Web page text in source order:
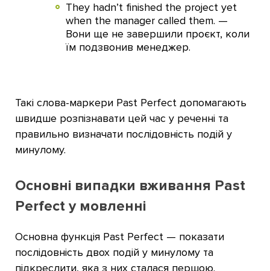
They hadn’t finished the project yet
when the manager called them. —
Вони ще не завершили проєкт, коли
їм подзвонив менеджер.
Такі слова-маркери Past Perfect допомагають
швидше розпізнавати цей час у реченні та
правильно визначати послідовність подій у
минулому.
Основні випадки вживання Past
Perfect у мовленні
Основна функція Past Perfect — показати
послідовність двох подій у минулому та
підкреслити, яка з них сталася першою.